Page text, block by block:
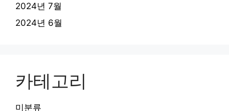
2024년 7월
2024년 6월
카테고리
미분류